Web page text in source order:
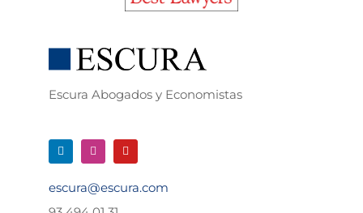
Escura Abogados y Economistas
escura@escura.com